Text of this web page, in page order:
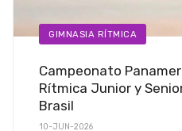
GIMNASIA RÍTMICA
Campeonato
Rítmica Junior y
Brasil
10-JUN-2026